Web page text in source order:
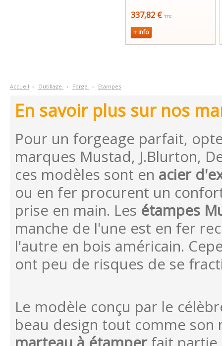
337,82 € TTC
+ info
Accueil › Outillage › Forge › Etampes
En savoir plus sur nos
Pour un forgeage parfait,
marques Mustad, J.Blurton,
ces modèles sont en acier
ou en fer procurent un
prise en main. Les étampes
manche de l'une est en fer
l'autre en bois américain.
ont peu de risques de se
Le modèle conçu par le
beau design tout comme son